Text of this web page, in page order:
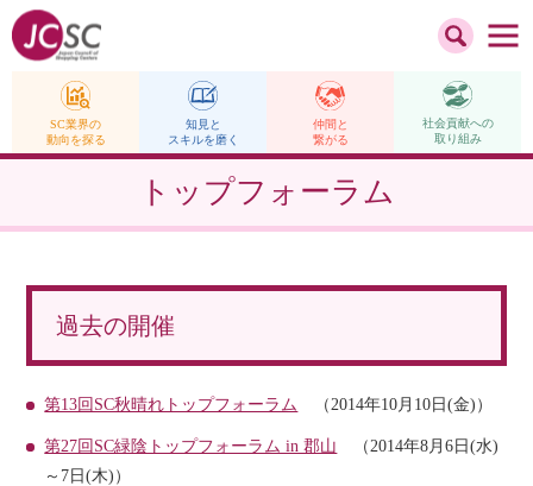
SC業界の
動向を探る
知見と
スキルを磨く
仲間と
繋がる
社会貢献への
取り組み
トップフォーラム
過去の開催
第13回SC秋晴れトップフォーラム （2014年10月10日(金)）
第27回SC緑陰トップフォーラム in 郡山 （2014年8月6日(水)
～7日(木)）